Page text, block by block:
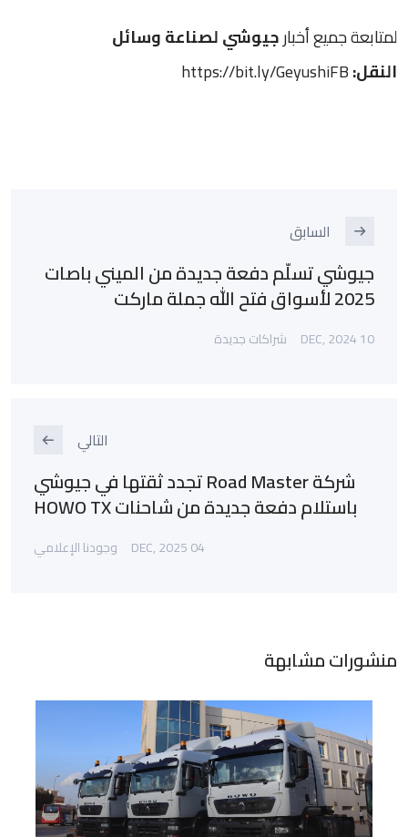
لمتابعة جميع أخبارجيوشي لصناعة وسائل
النقل:https://bit.ly/GeyushiFB
السابق
جيوشي تسلّم دفعة جديدة من الميني باصات
2025 لأسواق فتح الله جملة ماركت
10 DEC, 2024 شراكات جديدة
التالي
شركة Road Master تجدد ثقتها في جيوشي
باستلام دفعة جديدة من شاحنات HOWO TX
04 DEC, 2025 وجودنا الإعلامي
منشورات مشابهة